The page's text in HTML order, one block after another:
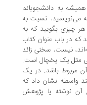
دانشجویانم
نسبت به
بگویید که به
باب عنوان کتاب
سخنی زائد
یک یخچال است.
باشد. در یک
نشان داد که
یا پژوهش